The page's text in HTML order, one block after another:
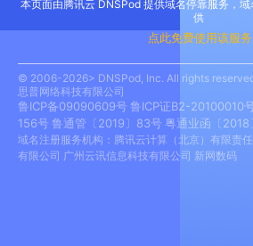
本页面由腾讯云 DNSPod 提供域名停靠服务，
供
点此免费使用该服务
© 2006-2026> DNSPod, Inc. All rights
思普网络科技有限公司
鲁ICP备09090609号 鲁ICP证B2-20100010
156号 鲁通管〔2019〕83号 粤通业函〔2018
域名注册服务机构：腾讯云计算（北京）有限责
有限公司 广州云讯信息科技有限公司 新网数码